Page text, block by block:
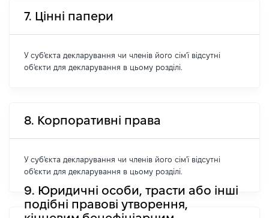
7. Цінні папери
У суб'єкта декларування чи членів його сім'ї відсутні
об'єкти для декларування в цьому розділі.
8. Корпоративні права
У суб'єкта декларування чи членів його сім'ї відсутні
об'єкти для декларування в цьому розділі.
9. Юридичні особи, трасти або інші
подібні правові утворення,